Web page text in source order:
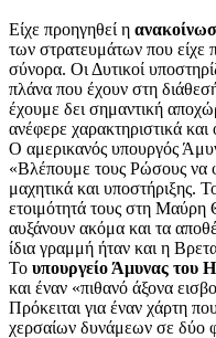
Είχε προηγηθεί η
των στρατευμάτων που είχε
σύνορα. Οι Δυτικοί
πλάνα που έχουν στη
έχουμε δει σημαντική
ανέφερε χαρακτηριστικά και
Ο αμερικανός υπουργός
«Βλέπουμε τους Ρώσους να
μαχητικά και υποστήριξης.
ετοιμότητά τους στη
αυξάνουν ακόμα και τα
ίδια γραμμή ήταν και η
Το υπουργείο Άμυνας του
και έναν «πιθανό άξονα
Πρόκειται για έναν χάρτη
χερσαίων δυνάμεων σε δύο